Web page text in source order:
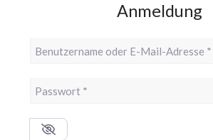
Anmeldung
Benutzername oder E-Mail-Adresse
Passwort *